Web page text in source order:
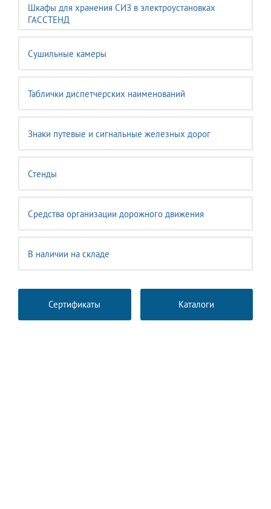
Шкафы для хранения СИЗ в электроустановках
ГАССТЕНД
Сушильные камеры
Таблички диспетчерских наименований
Знаки путевые и сигнальные железных дорог
Стенды
Средства организации дорожного движения
В наличии на складе
Сертификаты Каталоги